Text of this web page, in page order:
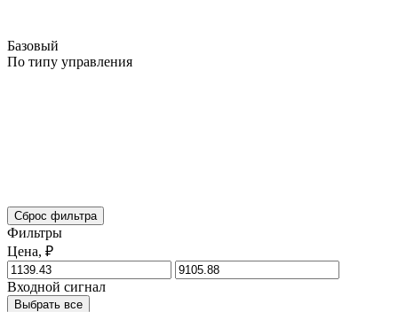
Базовый
По типу управления
Сброс фильтра
Фильтры
Цена, ₽
Входной сигнал
Выбрать все